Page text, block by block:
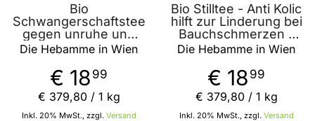
Bio
Schwangerschaftstee
gegen unruhe und
Stress, beruhigender
Tee in der
Schwangerschaft - "a
cup of no worries"
50g von die
Hebamme in Wien
Die Hebamme in Wien
€ 18 99
Inkl. 20% MwSt., zzgl. Versand
€ 379,80/ 1 kg
Bio Stilltee - Anti Kolic
hilft zur Linderung bei
Bauchschmerzen -
"monsters in your
tummy anti colic" 50g
von die Hebamme in
Wien
Die Hebamme in Wien
€ 18 99
Inkl. 20% MwSt., zzgl. Versand
€ 379,80/ 1 kg